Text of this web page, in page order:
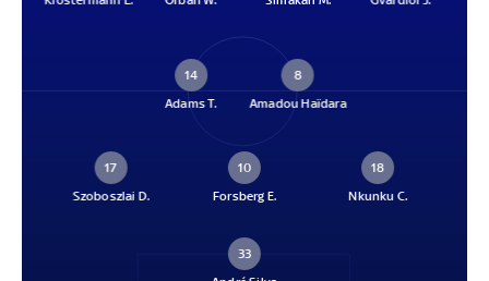
14
Adams T.
8
Amadou Haïdara
17
Szoboszlai D.
10
Forsberg E.
18
Nkunku C.
33